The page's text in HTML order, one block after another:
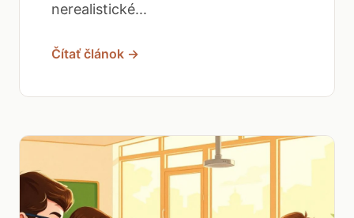
nerealistické...
Čítať článok →